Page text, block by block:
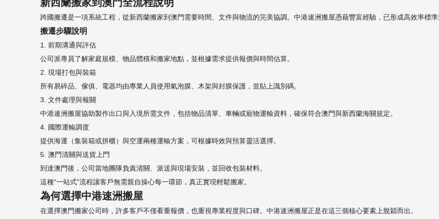
跨國搬遷是一項系統工程，從新西蘭搬家到澳門需要時間、文件與物流的完美協調。中港速洲搬屋憑藉豐富經驗，已形成高效率標
搬遷步驟說明
1. 前期溝通與評估
公司派專員了解家庭規模、物品體積和搬家地點，並根據需求提供報價與時間估算。
2. 現場打包與裝箱
所有易碎品、傢俱、電器均由專業人員使用氣泡膜、木架與封膜保護，並貼上識別碼。
3. 文件處理與報關
中港速洲搬屋協助製作出口與入境所需文件，包括物品清單、車輛或寵物運輸資料，確保符合澳門與新西蘭海關規定。
4. 國際運輸調度
提供海運（集裝箱或拼櫃）與空運兩種運輸方案，可根據時效與預算靈活選擇。
5. 澳門清關與送貨上門
到達澳門後，公司當地團隊負責清關、派送與現場安裝，並回收包裝材料。
這種“一站式”流程讓客戶無需親自操心每一環節，真正實現輕鬆搬家。
為何選擇中港速洲搬屋
在選擇澳門搬家公司時，許多客戶不僅看重報價，也重視專業程度與口碑。中港速洲搬屋正是在這三個核心要素上脫穎而出。